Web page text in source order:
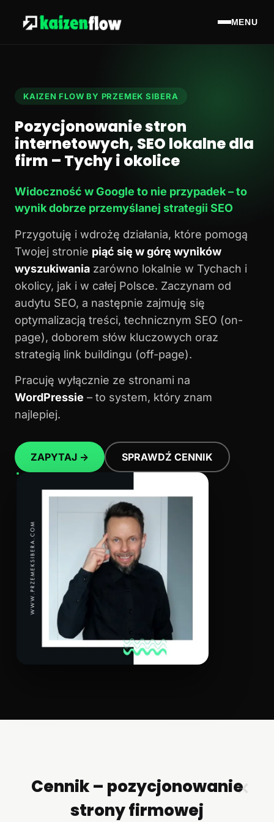
MENU
KAIZEN FLOW BY PRZEMEK SIBERA
Pozycjonowanie stron
internetowych, SEO lokalne dla
firm – Tychy i okolice
Widoczność w Google to nie przypadek – to
wynik dobrze przemyślanej strategii SEO
Przygotuję i wdrożę działania, które pomogą
Twojej stronie piąć się w górę wyników
wyszukiwania zarówno lokalnie w Tychach i
okolicy, jak i w całej Polsce. Zaczynam od
audytu SEO, a następnie zajmuję się
optymalizacją treści, technicznym SEO (on-
page), doborem słów kluczowych oraz
strategią link buildingu (off-page).
Pracuję wyłącznie ze stronami na
WordPressie – to system, który znam
najlepiej.
ZAPYTAJ → SPRAWDŹ CENNIK
✕
Cennik – pozycjonowanie
strony firmowej